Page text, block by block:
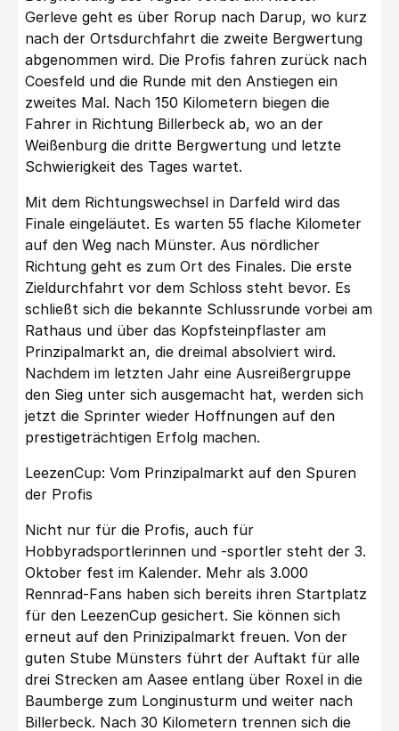
Gerleve geht es über Rorup nach Darup, wo kurz
nach der Ortsdurchfahrt die zweite Bergwertung
abgenommen wird. Die Profis fahren zurück nach
Coesfeld und die Runde mit den Anstiegen ein
zweites Mal. Nach 150 Kilometern biegen die
Fahrer in Richtung Billerbeck ab, wo an der
Weißenburg die dritte Bergwertung und letzte
Schwierigkeit des Tages wartet.
Mit dem Richtungswechsel in Darfeld wird das
Finale eingeläutet. Es warten 55 flache Kilometer
auf den Weg nach Münster. Aus nördlicher
Richtung geht es zum Ort des Finales. Die erste
Zieldurchfahrt vor dem Schloss steht bevor. Es
schließt sich die bekannte Schlussrunde vorbei am
Rathaus und über das Kopfsteinpflaster am
Prinzipalmarkt an, die dreimal absolviert wird.
Nachdem im letzten Jahr eine Ausreißergruppe
den Sieg unter sich ausgemacht hat, werden sich
jetzt die Sprinter wieder Hoffnungen auf den
prestigeträchtigen Erfolg machen.
LeezenCup: Vom Prinzipalmarkt auf den Spuren
der Profis
Nicht nur für die Profis, auch für
Hobbyradsportlerinnen und -sportler steht der 3.
Oktober fest im Kalender. Mehr als 3.000
Rennrad-Fans haben sich bereits ihren Startplatz
für den LeezenCup gesichert. Sie können sich
erneut auf den Prinizipalmarkt freuen. Von der
guten Stube Münsters führt der Auftakt für alle
drei Strecken am Aasee entlang über Roxel in die
Baumberge zum Longinusturm und weiter nach
Billerbeck. Nach 30 Kilometern trennen sich die